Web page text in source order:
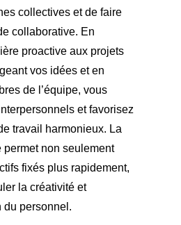
collectives et de faire
collaborative. En
proactive aux projets
vos idées et en
de l’équipe, vous
et favorisez
travail harmonieux. La
non seulement
fixés plus rapidement,
la créativité et
du personnel.